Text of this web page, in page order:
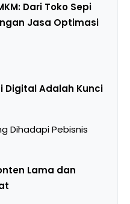
Dari Toko Sepi
Jasa Optimasi
Digital Adalah Kunci
Dihadapi Pebisnis
Lama dan